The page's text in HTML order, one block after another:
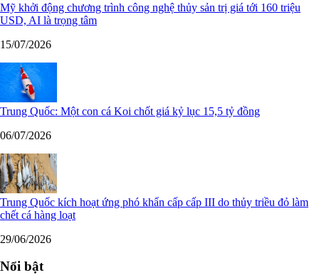
Mỹ khởi động chương trình công nghệ thủy sản trị giá tới 160 triệu
USD, AI là trọng tâm
15/07/2026
Trung Quốc: Một con cá Koi chốt giá kỷ lục 15,5 tỷ đồng
06/07/2026
Trung Quốc kích hoạt ứng phó khẩn cấp cấp III do thủy triều đỏ làm
chết cá hàng loạt
29/06/2026
Nổi bật